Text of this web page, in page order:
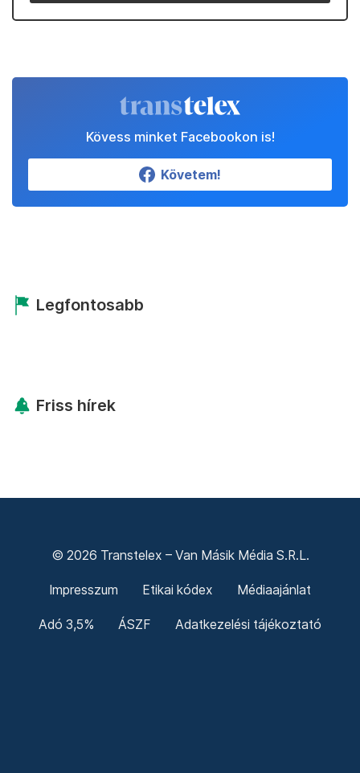
Kövess minket Facebookon is!
Követem!
Legfontosabb
Friss hírek
© 2026 Transtelex – Van Másik Média S.R.L.
Impresszum Etikai kódex Médiaajánlat
Adó 3,5% ÁSZF Adatkezelési tájékoztató